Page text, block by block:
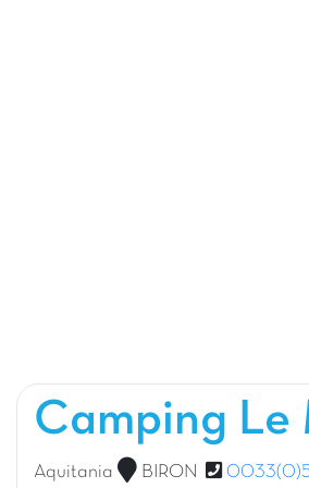
Camping
Aquitania BIRON